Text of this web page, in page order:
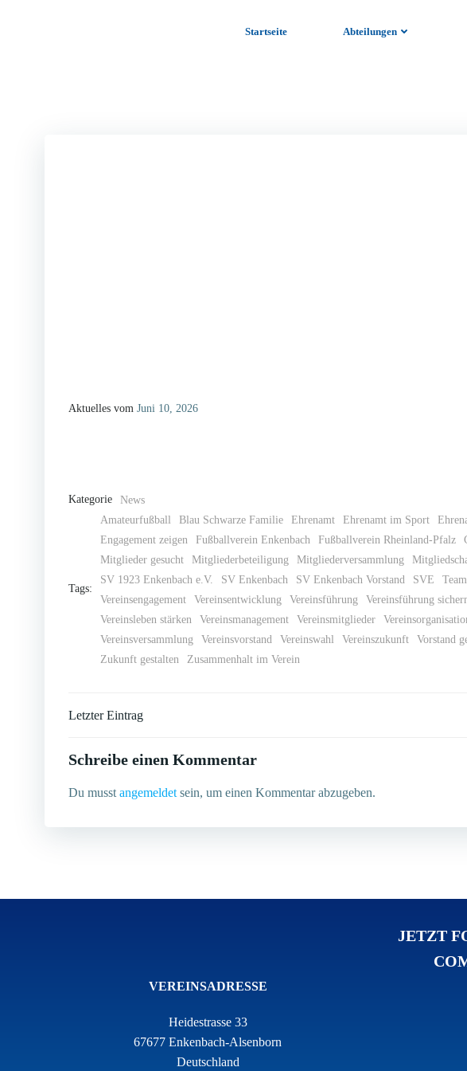
Startseite Abteilungen
Aktuelles vom Juni 10, 2026
Kategorie News
Tags:
Amateurfußball Blau Schwarze Familie Ehrenamt Ehrenamt im Sport
Engagement zeigen
Fußballverein Enkenbach Fußballverein Rheinland-Pfalz
Mitglieder gesucht
Mitgliederbeteiligung Mitgliederversammlung
SV 1923 Enkenbach e.V.
SV Enkenbach SV Enkenbach Vorstand SVE
Vereinsengagement
Vereinsentwicklung Vereinsführung Vereinsführung
Vereinsleben stärken
Vereinsmanagement Vereinsmitglieder
Vereinsversammlung
Vereinsvorstand Vereinswahl Vereinszukunft Vorstand
Zukunft gestalten
Zusammenhalt im Verein
Post
navigation
Letzter Eintrag
Schreibe einen Kommentar
Du musst angemeldet sein, um einen Kommentar abzugeben.
VEREINSADRESSE
Heidestrasse 33
67677 Enkenbach-Alsenborn
Deutschland
JETZT